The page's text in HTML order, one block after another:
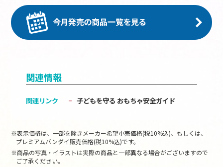
関連情報
関連リンク 子どもを守る おもちゃ安全ガイド
※表示価格は、一部を除きメーカー希望小売価格(税10%込)、もしくは、
プレミアムバンダイ販売価格(税10%込)です。
※商品の写真・イラストは実際の商品と一部異なる場合がございますので
ご了承ください。